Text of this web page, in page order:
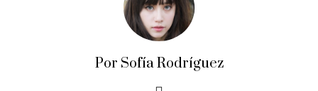
Por Sofía Rodríguez